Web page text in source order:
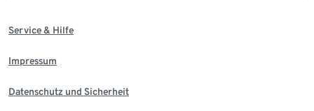
Service & Hilfe
Impressum
Datenschutz und Sicherheit